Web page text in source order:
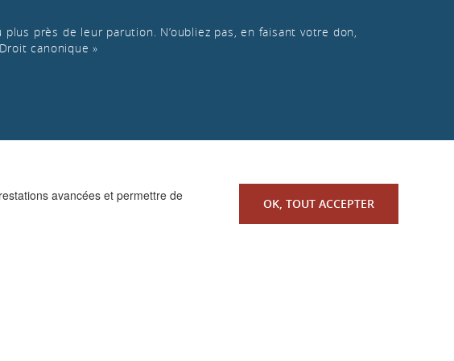
avancées et permettre de
OK, TOUT ACCEPTER
près de leur parution. N’oubliez pas, en faisant votre don,
canonique »